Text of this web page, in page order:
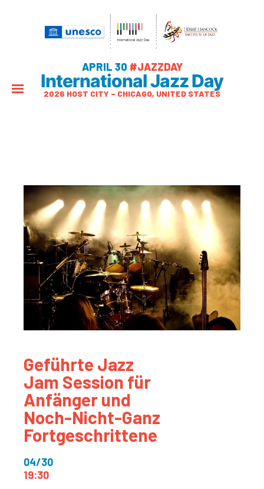
APRIL 30 #JAZZDAY
International Jazz Day
2026 HOST CITY – CHICAGO, UNITED STATES
Geführte Jazz
Jam Session für
Anfänger und
Noch-Nicht-Ganz
Fortgeschrittene
04/30
19:30